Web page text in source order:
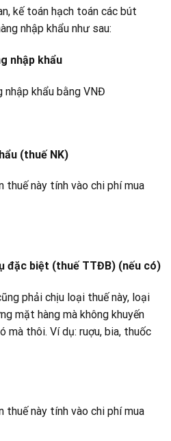
kế toán hạch toán các bút
nhập khẩu như sau:
nhập khẩu
nhập khẩu bằng VNĐ
(thuế NK)
thuế này tính vào chi phí mua
đặc biệt (thuế TTĐB) (nếu có)
phải chịu loại thuế này, loại
mặt hàng mà không khuyến
mà thôi. Ví dụ: ruợu, bia, thuốc
thuế này tính vào chi phí mua